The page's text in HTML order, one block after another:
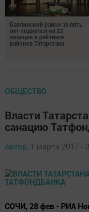
Бавлинский район за пять
лет поднялся на 22
позиции в рейтинге
районов Татарстана
ОБЩЕСТВО
Власти
санацию
Автор, 1 марта 2017 -
СОЧИ, 28 фев - РИА